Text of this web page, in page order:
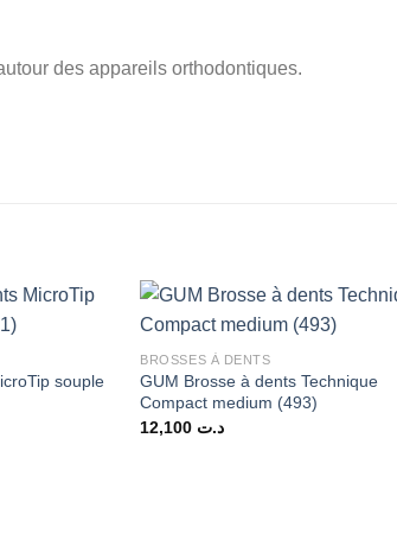
des appareils orthodontiques.
souple
BROSSES À DENTS
GUM Brosse à dents Technique
Compact medium (493)
د.ت